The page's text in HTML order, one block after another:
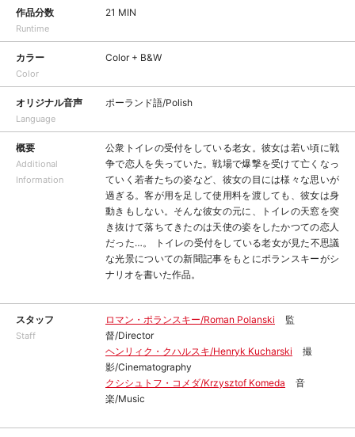
作品分数
Runtime
21 MIN
カラー
Color
Color + B&W
オリジナル音声
Language
ポーランド語/Polish
概要
Additional
Information
公衆トイレの受付をしている老女。彼女は若い頃に戦
争で恋人を失っていた。戦場で爆撃を受けて亡くなっ
ていく若者たちの姿など、彼女の目には様々な思いが
過ぎる。客が用を足して使用料を渡しても、彼女は身
動きもしない。そんな彼女の元に、トイレの天窓を突
き抜けて落ちてきたのは天使の姿をしたかつての恋人
だった…。 トイレの受付をしている老女が見た不思議
な光景についての新聞記事をもとにポランスキーがシ
ナリオを書いた作品。
スタッフ
Staff
ロマン・ポランスキー/Roman Polanski
監
督/Director
ヘンリィク・クハルスキ/Henryk Kucharski
撮
影/Cinematography
クシシュトフ・コメダ/Krzysztof Komeda
音
楽/Music